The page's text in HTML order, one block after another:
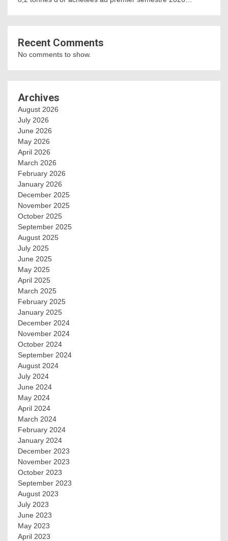
Recent Comments
No comments to show.
Archives
August 2026
July 2026
June 2026
May 2026
April 2026
March 2026
February 2026
January 2026
December 2025
November 2025
October 2025
September 2025
August 2025
July 2025
June 2025
May 2025
April 2025
March 2025
February 2025
January 2025
December 2024
November 2024
October 2024
September 2024
August 2024
July 2024
June 2024
May 2024
April 2024
March 2024
February 2024
January 2024
December 2023
November 2023
October 2023
September 2023
August 2023
July 2023
June 2023
May 2023
April 2023